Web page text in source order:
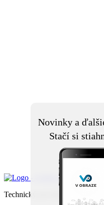
Novinky a
Stačí si
Technický prevádzkovateľ: